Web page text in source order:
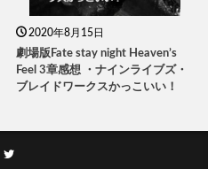
2020年8月15日
劇場版Fate stay night Heaven’s
Feel 3章感想 ・ナインライブズ・
ブレイドワークスかっこいい！